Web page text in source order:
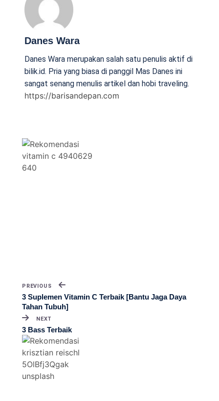
Danes Wara
Danes Wara merupakan salah satu penulis aktif di
bilik.id. Pria yang biasa di panggil Mas Danes ini
sangat senang menulis artikel dan hobi traveling.
https://barisandepan.com
PREVIOUS
3 Suplemen Vitamin C Terbaik [Bantu Jaga Daya
Tahan Tubuh]
NEXT
3 Bass Terbaik